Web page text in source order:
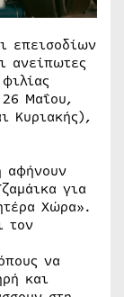
επεισοδίων
ανείπωτες
Μαΐου,
Κυριακής),
αφήνουν
για
Χώρα».
τον
να
και